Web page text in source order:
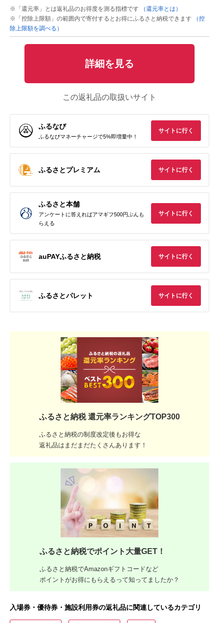
※「還元率」とは返礼品のお得度を測る指標です
（還元率とは）
※「控除上限額」の範囲内で寄付するとお得にふるさと納税できます
（控
除上限額を調べる）
詳細を見る
この返礼品の取扱いサイト
ふるなび
ふるなびマネーチャージで5%即増量中！
サイトに行く
ふるさとプレミアム サイトに行く
ふるさと本舗
アンケートに答えればアマギフ500円ぶんも
らえる
サイトに行く
auPAYふるさと納税 サイトに行く
ふるさとパレット サイトに行く
ふるさと納税 還元率ランキングTOP300
ふるさと納税の制度改定後もお得な
返礼品はまだまだたくさんあります！
ふるさと納税でポイント大量GET！
ふるさと納税でAmazonギフトコードなど
ポイントがお得にもらえるって知ってましたか？
入場券・優待券・施設利用券の返礼品に関連しているカテゴリ